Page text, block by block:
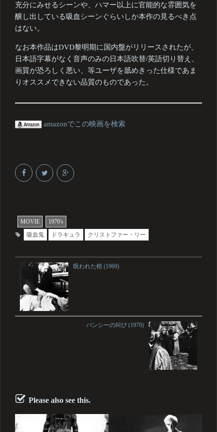
充分にみせるシーンや、ハマー以上に官能的な雰囲気を
醸し出している吸血シーンぐらいしか本作の見るべき点
はない。
なお本作品はDVD黎明期に国内盤がリリースされたが、
日本語字幕がなく音声のみの日本語吹替/英語切り替え、
画質が恐ろしく悪い、等ユーザを舐めきった仕様であま
りオススメできない品質のものであった。
amazonでこの映画を検索
MOVIE
1970's
吸血鬼
ドラキュラ クリストファー・リー
呪われた棺 (1969)
バンシーの叫び (1970)
Please also see this.